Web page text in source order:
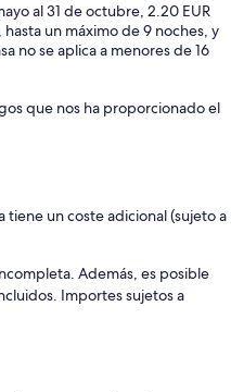
al 31 de octubre, 2.20 EUR
un máximo de 9 noches, y
no se aplica a menores de 16
que nos ha proporcionado el
tiene un coste adicional (sujeto a
Además, es posible
Importes sujetos a